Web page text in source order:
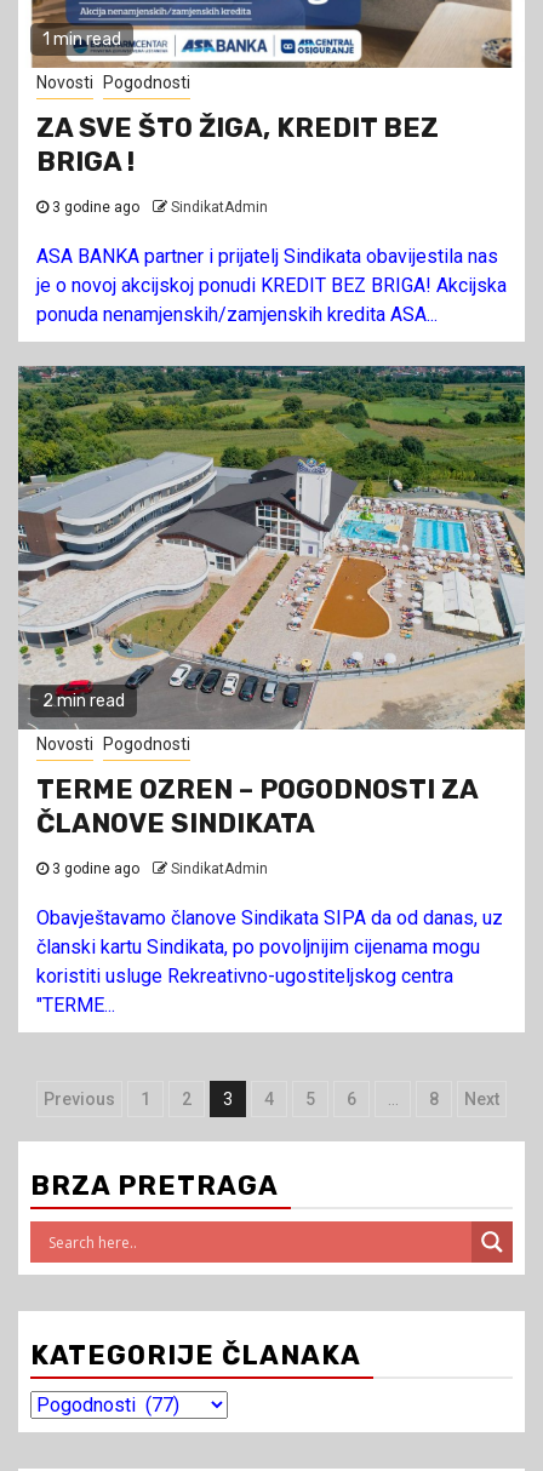
1 min read
Novosti Pogodnosti
ZA SVE ŠTO ŽIGA, KREDIT BEZ
BRIGA !
3 godine ago SindikatAdmin
ASA BANKA partner i prijatelj Sindikata obavijestila nas
je o novoj akcijskoj ponudi KREDIT BEZ BRIGA! Akcijska
ponuda nenamjenskih/zamjenskih kredita ASA...
2 min read
Novosti Pogodnosti
TERME OZREN – POGODNOSTI ZA
ČLANOVE SINDIKATA
3 godine ago SindikatAdmin
Obavještavamo članove Sindikata SIPA da od danas, uz
članski kartu Sindikata, po povoljnijim cijenama mogu
koristiti usluge Rekreativno-ugostiteljskog centra
"TERME...
Navigacija
člancima
Previous 1 2 3 4 5 6 8 Next
BRZA PRETRAGA
KATEGORIJE ČLANAKA
Kategorije
članaka